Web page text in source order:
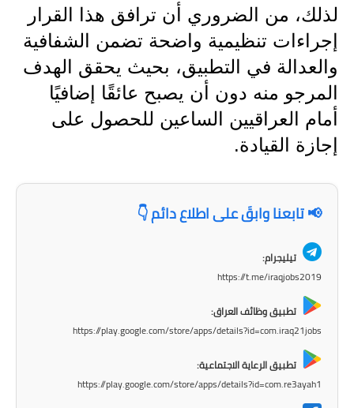
لذلك، من الضروري أن ترافق هذا القرار
إجراءات تنظيمية واضحة تضمن الشفافية
والعدالة في التطبيق، بحيث يحقق الهدف
المرجو منه دون أن يصبح عائقًا إضافيًا
أمام العراقيين الساعين للحصول على
إجازة القيادة.
📢 تابعنا وابقَ على اطلاع دائم 👇
تيليجرام:
https://t.me/iraqjobs2019
تطبيق وظائف العراق:
https://play.google.com/store/apps/details?id=com.iraq21jobs
تطبيق الرعاية الاجتماعية:
https://play.google.com/store/apps/details?id=com.re3ayah1